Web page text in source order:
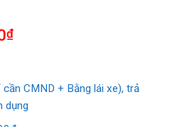
₫Giá
là:
8.590.000₫.
CMND + Bằng lái xe), trả
dụng